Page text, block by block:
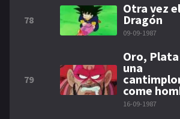
78
Otra vez
Dragón
09-09-1987
79
Oro,
una
come
16-09-1987